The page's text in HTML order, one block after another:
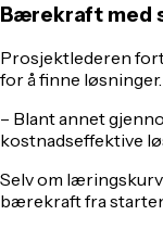
Bærekraft med
Prosjektlederen
for å finne løsninger.
– Blant annet
kostnadseffektive
Selv om
bærekraft fra